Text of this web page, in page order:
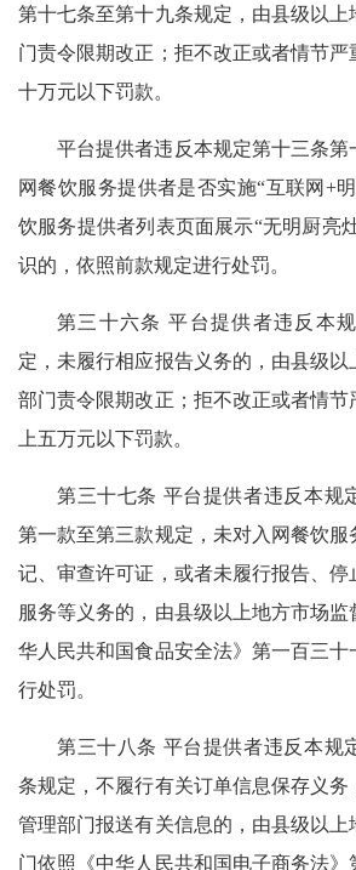
第十七条至第十九条规定，由县级以上
门责令限期改正；拒不改正或者情节严
十万元以下罚款。
平台提供者违反本规定第十三条第
网餐饮服务提供者是否实施“互联网+
饮服务提供者列表页面展示“无明厨亮
识的，依照前款规定进行处罚。
第三十六条 平台提供者违反本
定，未履行相应报告义务的，由县级以
部门责令限期改正；拒不改正或者情节
上五万元以下罚款。
第三十七条 平台提供者违反本规
第一款至第三款规定，未对入网餐饮服
记、审查许可证，或者未履行报告、停
服务等义务的，由县级以上地方市场监
华人民共和国食品安全法》第一百三
行处罚。
第三十八条 平台提供者违反本规
条规定，不履行有关订单信息保存义务
管理部门报送有关信息的，由县级以上
门依照《中华人民共和国电子商务法